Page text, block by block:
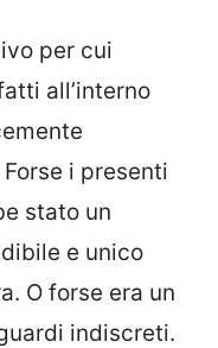
per cui
all’interno
i presenti
stato un
e unico
O forse era un
indiscreti.